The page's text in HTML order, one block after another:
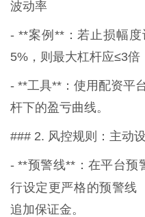
波动率
- **案例**：若止损幅
5%，则最大杠杆应≤3倍
- **工具**：使用配资平
杆下的盈亏曲线。
### 2. 风控规则：主动
- **预警线**：在平台预
行设定更严格的预警线
追加保证金。